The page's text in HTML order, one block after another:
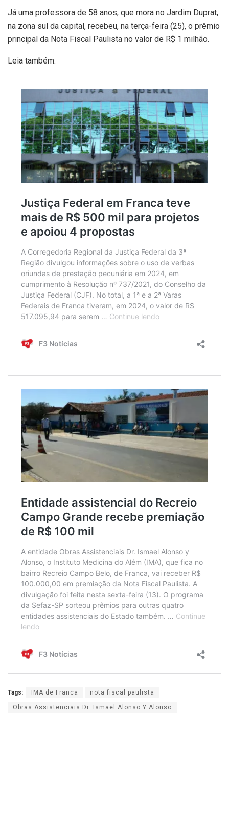
Já uma professora de 58 anos, que mora no Jardim Duprat,
na zona sul da capital, recebeu, na terça-feira (25), o prêmio
principal da Nota Fiscal Paulista no valor de R$ 1 milhão.
Leia também:
Tags: IMA de Franca nota fiscal paulista
Obras Assistenciais Dr. Ismael Alonso Y Alonso